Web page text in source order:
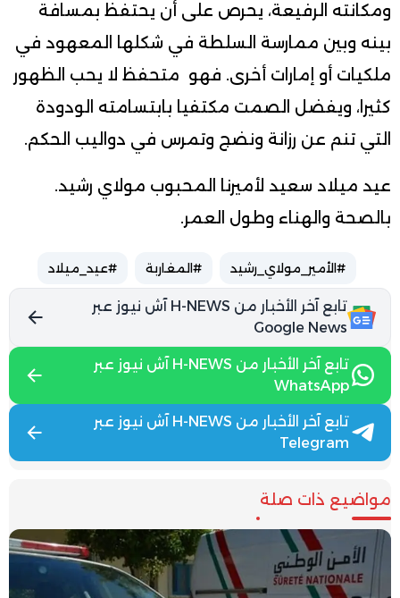
ومكانته الرفيعة، يحرص على أن يحتفظ بمسافة
بينه وبين ممارسة السلطة في شكلها المعهود في
ملكيات أو إمارات أخرى. فهو متحفظ لا يحب الظهور
كثيرا، ويفضل الصمت مكتفيا بابتسامته الودودة
التي تنم عن رزانة ونضج وتمرس في دواليب الحكم.
عيد ميلاد سعيد لأميرنا المحبوب مولاي رشيد.
بالصحة والهناء وطول العمر.
#الأمير_مولاي_رشيد #المغاربة #عيد_ميلاد
تابع آخر الأخبار من H-NEWS آش نيوز عبر
Google News
تابع آخر الأخبار من H-NEWS آش نيوز عبر
WhatsApp
تابع آخر الأخبار من H-NEWS آش نيوز عبر
Telegram
مواضيع ذات صلة